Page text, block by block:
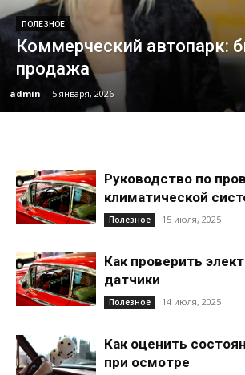
ПОЛЕЗНОЕ
Коммерческий автопарк:
продажа
admin - 5 января, 2026
Руководство по
климатической
Полезное 15 июля, 2025
Как проверить
датчики
Полезное 14 июля, 2025
Как оценить
при осмотре